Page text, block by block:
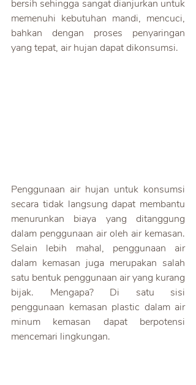
bersih sehingga sangat dianjurkan untuk
memenuhi kebutuhan mandi, mencuci,
bahkan dengan proses penyaringan
yang tepat, air hujan dapat dikonsumsi.
Penggunaan air hujan untuk konsumsi
secara tidak langsung dapat membantu
menurunkan biaya yang ditanggung
dalam penggunaan air oleh air kemasan.
Selain lebih mahal, penggunaan air
dalam kemasan juga merupakan salah
satu bentuk penggunaan air yang kurang
bijak. Mengapa? Di satu sisi
penggunaan kemasan plastic dalam air
minum kemasan dapat berpotensi
mencemari lingkungan.